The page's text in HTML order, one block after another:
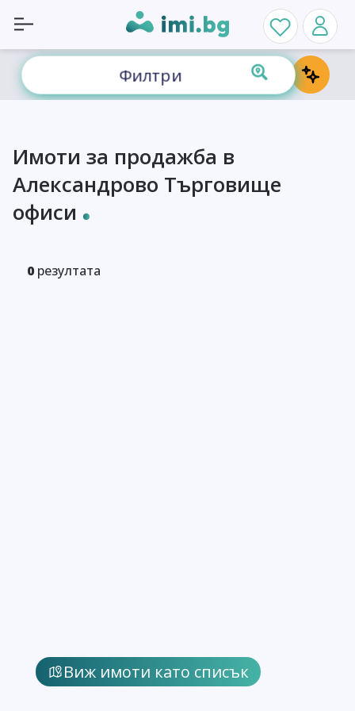
Филтри
Виж имоти като списък
Имоти за продажба в
Александрово Търговище
офиси
0 резултата